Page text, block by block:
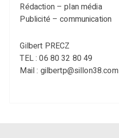
Rédaction – plan média
Publicité – communication
Gilbert PRECZ
TEL : 06 80 32 80 49
Mail : gilbertp@sillon38.com